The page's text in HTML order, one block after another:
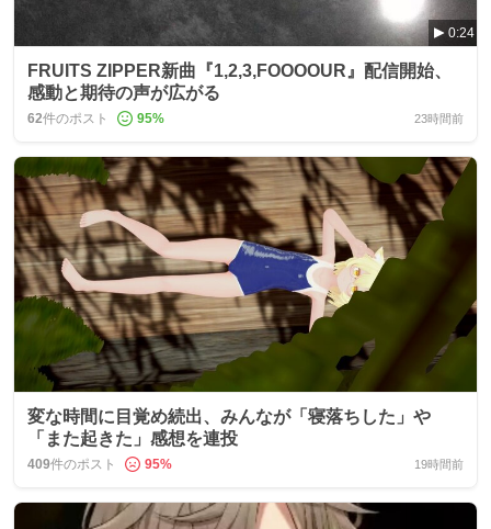
0:24
FRUITS ZIPPER新曲『1,2,3,FOOOOUR』配信開始、
感動と期待の声が広がる
62件のポスト 95% 23時間前
変な時間に目覚め続出、みんなが「寝落ちした」や
「また起きた」感想を連投
409件のポスト 95% 19時間前